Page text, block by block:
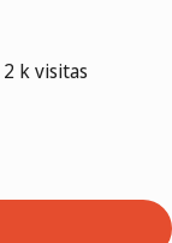
2 k visitas